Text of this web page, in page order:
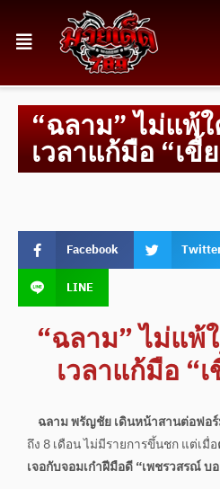
“ฉลาม” ไม่แพ้
เวลาแก้มือ “เ
Facebook
LINE
“ฉลาม” ไม่แพ้
เวลาแก้มือ “
ฉลาม พรัญชัย เดินหน้าสานต่อฟอ
ถึง 8 เดือน ไม่มีรายการขึ้นชก แต่เมื่อ
เจอกับจอมเก๋าฝีมือดี “เพชรวสรณ์ บ